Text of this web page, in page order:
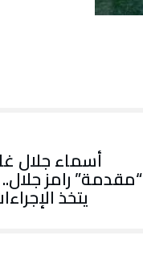
أسماء جلال
“مقدمة” رامز
يتخذ